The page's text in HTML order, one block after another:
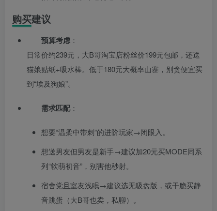
购买建议
预算考虑 ：
日常价约239元，大B哥淘宝店粉丝价199元包邮，还送
猫娘贴纸+吸水棒。低于180元大概率山寨，别贪便宜买
到“埃及狗娘”。
需求匹配：
想要“温柔中带刺”的进阶玩家→闭眼入。
想送男友但男友是新手→建议加20元买MODE同系
列“软萌初音”，别害他秒射。
宿舍党且室友浅眠→建议选无吸盘版，或干脆买静
音跳蛋（大B哥也卖，私聊）。